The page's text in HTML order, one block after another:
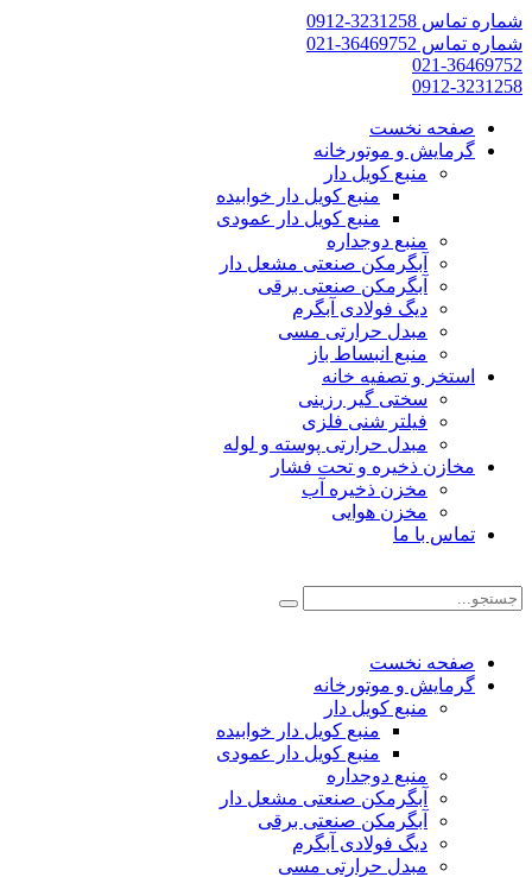
شماره تماس 3231258-0912
شماره تماس 36469752-021
021-36469752
0912-3231258
صفحه نخست
گرمایش و موتورخانه
منبع کویل دار
منبع کویل دار خوابیده
منبع کویل دار عمودی
منبع دوجداره
آبگرمکن صنعتی مشعل دار
آبگرمکن صنعتی برقی
دیگ فولادی آبگرم
مبدل حرارتی مسی
منبع انبساط باز
استخر و تصفیه خانه
سختی گیر رزینی
فیلتر شنی فلزی
مبدل حرارتی پوسته و لوله
مخازن ذخیره و تحت فشار
مخزن ذخیره آب
مخزن هوایی
تماس با ما
صفحه نخست
گرمایش و موتورخانه
منبع کویل دار
منبع کویل دار خوابیده
منبع کویل دار عمودی
منبع دوجداره
آبگرمکن صنعتی مشعل دار
آبگرمکن صنعتی برقی
دیگ فولادی آبگرم
مبدل حرارتی مسی